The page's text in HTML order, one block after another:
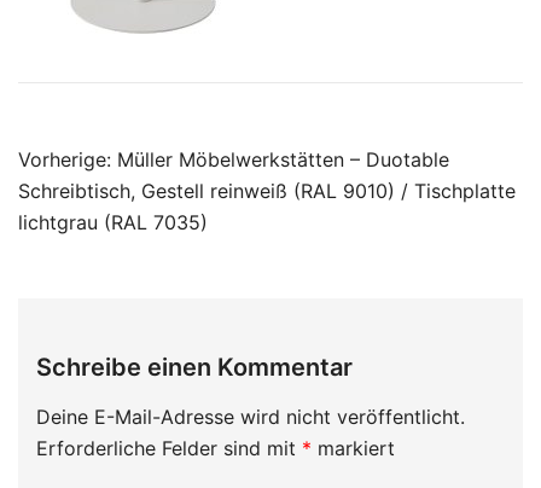
Beitragsnavigation
Vorherige: Müller Möbelwerkstätten – Duotable
Schreibtisch, Gestell reinweiß (RAL 9010) / Tischplatte
lichtgrau (RAL 7035)
Schreibe einen Kommentar
Deine E-Mail-Adresse wird nicht veröffentlicht.
Erforderliche Felder sind mit * markiert